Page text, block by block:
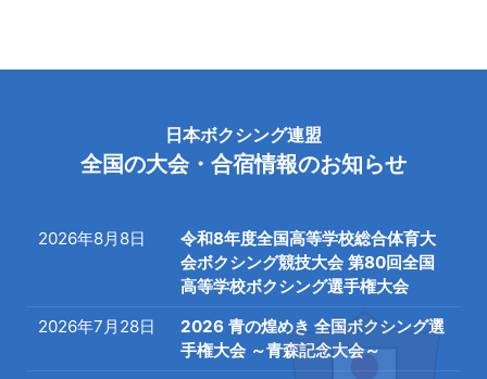
日本ボクシング連盟
全国の大会・合宿情報のお知らせ
2026年8月8日
令和8年度全国高等学校総合体育大
会ボクシング競技大会 第80回全国
高等学校ボクシング選手権大会
2026年7月28日
2026 青の煌めき 全国ボクシング選
手権大会 ～青森記念大会～